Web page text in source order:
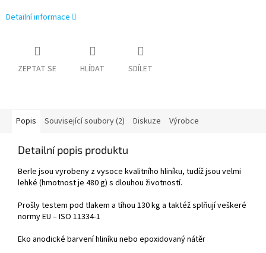
Detailní informace
ZEPTAT SE HLÍDAT SDÍLET
Popis Související soubory (2) Diskuze Výrobce
Detailní popis produktu
Berle jsou vyrobeny z vysoce kvalitního hliníku, tudíž jsou velmi
lehké (hmotnost je 480 g) s dlouhou životností.
Prošly testem pod tlakem a tíhou 130 kg a taktéž splňují veškeré
normy EU – ISO 11334-1
Eko anodické barvení hliníku nebo epoxidovaný nátěr